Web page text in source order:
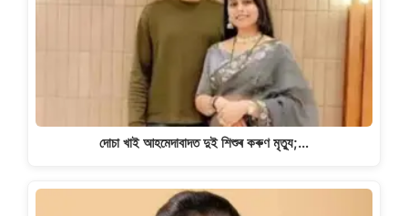
দোচা খাই আহমেদাবাদত দুই শিশুৰ কৰুণ মৃত্যু;…